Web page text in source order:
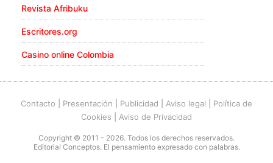
Revista Afribuku
Escritores.org
Casino online Colombia
Contacto Presentación Publicidad Aviso legal
Política de
Cookies
Aviso de Privacidad
Copyright © 2011 - 2026. Todos los derechos reservados.
Editorial Conceptos. El pensamiento expresado con palabras.